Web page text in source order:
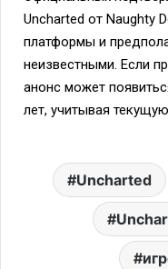
Uncharted от Naughty
платформы и
неизвестными. Если
анонс может
лет, учитывая
Uncharted